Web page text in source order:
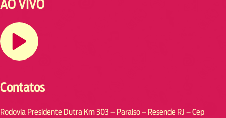
AO VIVO
Contatos
Rodovia Presidente Dutra Km 303 – Paraiso – Resende RJ – Cep